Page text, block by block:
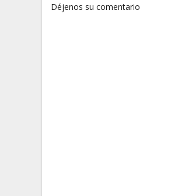
Déjenos su comentario